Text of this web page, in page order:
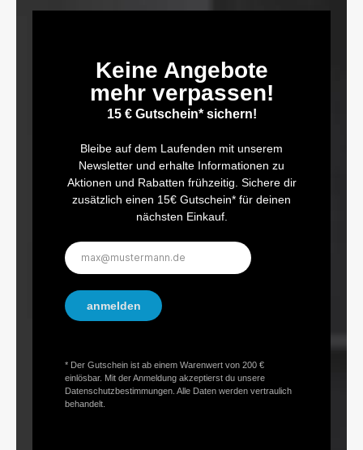
Keine Angebote
mehr verpassen!
15 € Gutschein* sichern!
Bleibe auf dem Laufenden mit unserem
Newsletter und erhalte Informationen zu
Aktionen und Rabatten frühzeitig. Sichere dir
zusätzlich einen 15€ Gutschein* für deinen
nächsten Einkauf.
E-
Mail-
Adresse*
anmelden
* Der Gutschein ist ab einem Warenwert von 200 €
einlösbar. Mit der Anmeldung akzeptierst du unsere
Datenschutzbestimmungen. Alle Daten werden vertraulich
behandelt.